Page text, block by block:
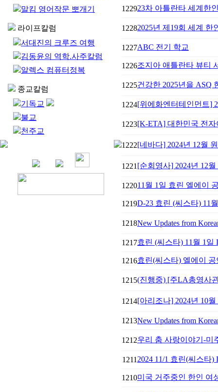
말킴 영어작문 뽀개기
라이프칼럼
서대진의 크루즈 여행
김동윤의 역학.사주칼럼
알렉스 컴퓨터정복
종교칼럼
기독교
불교
천주교
122923차 아틀란타 세계한
12282025년 제19회 세계 한
1227ABC 전기 학교
1226조지아 애틀란타 뷰티
1225건강한 2025년을 ASQ
1224[위에화엔터테인먼트]
1223[K-ETA] 대한민국 전자
1222[네바다] 2024년 12월
1221 [순회영사] 2024년 12
122011월 1일 효린 엘에이
1219D-23 효린 (씨스타) 11
1218New Updates from
1217효린 (씨스타) 11월 1일
1216효린(씨스타) 엘에이
1215(진행중) [주LA총영사
1214[아리조나] ​2024년 10
1213New Updates from
1212우리 춤 사랑이야기-미
1211 2024 11/1 효린(씨스타)
1210미국 거주중인 한인 여